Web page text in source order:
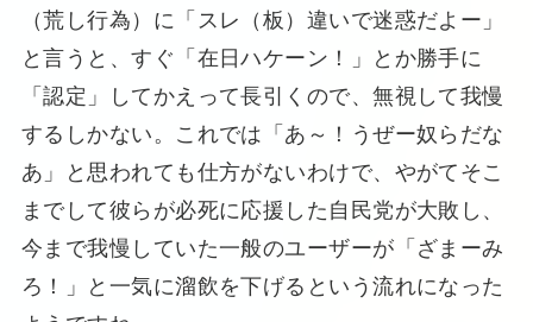
（荒し行為）に「スレ（板）違いで迷惑だよー」
と言うと、すぐ「在日ハケーン！」とか勝手に
「認定」してかえって長引くので、無視して我慢
するしかない。これでは「あ～！うぜー奴らだな
あ」と思われても仕方がないわけで、やがてそこ
までして彼らが必死に応援した自民党が大敗し、
今まで我慢していた一般のユーザーが「ざまーみ
ろ！」と一気に溜飲を下げるという流れになった